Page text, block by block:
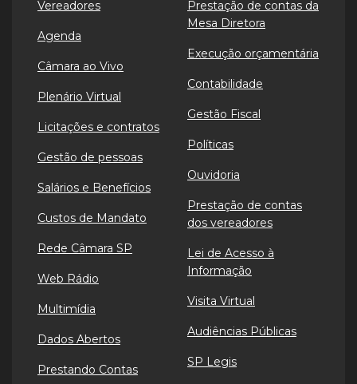
Vereadores
Agenda
Câmara ao Vivo
Plenário Virtual
Licitações e contratos
Gestão de pessoas
Salários e Benefícios
Custos de Mandato
Rede Câmara SP
Web Rádio
Multimídia
Dados Abertos
Prestando Contas
Prestação de contas da
Mesa Diretora
Execução orçamentária
Contabilidade
Gestão Fiscal
Políticas
Ouvidoria
Prestação de contas
dos vereadores
Lei de Acesso à
Informação
Visita Virtual
Audiências Públicas
SP Legis